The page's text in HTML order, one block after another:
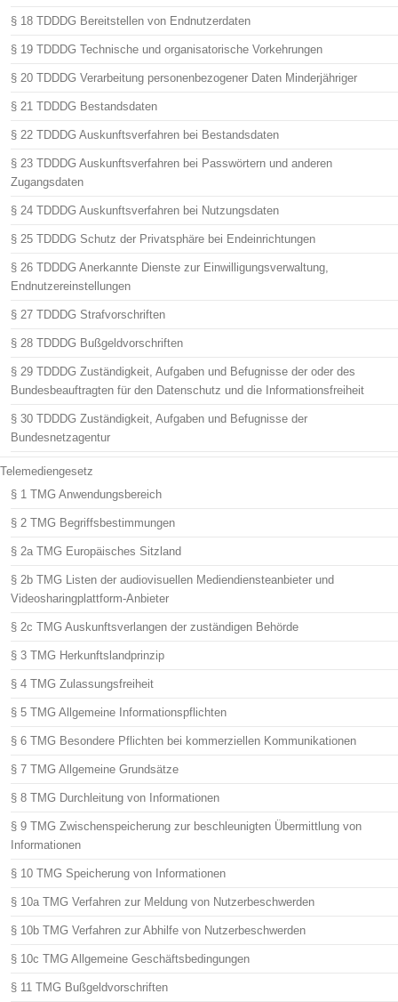
§ 18 TDDDG Bereitstellen von Endnutzerdaten
§ 19 TDDDG Technische und organisatorische Vorkehrungen
§ 20 TDDDG Verarbeitung personenbezogener Daten Minderjähriger
§ 21 TDDDG Bestandsdaten
§ 22 TDDDG Auskunftsverfahren bei Bestandsdaten
§ 23 TDDDG Auskunftsverfahren bei Passwörtern und anderen
Zugangsdaten
§ 24 TDDDG Auskunftsverfahren bei Nutzungsdaten
§ 25 TDDDG Schutz der Privatsphäre bei Endeinrichtungen
§ 26 TDDDG Anerkannte Dienste zur Einwilligungsverwaltung,
Endnutzereinstellungen
§ 27 TDDDG Strafvorschriften
§ 28 TDDDG Bußgeldvorschriften
§ 29 TDDDG Zuständigkeit, Aufgaben und Befugnisse der oder des
Bundesbeauftragten für den Datenschutz und die Informationsfreiheit
§ 30 TDDDG Zuständigkeit, Aufgaben und Befugnisse der
Bundesnetzagentur
Telemediengesetz
§ 1 TMG Anwendungsbereich
§ 2 TMG Begriffsbestimmungen
§ 2a TMG Europäisches Sitzland
§ 2b TMG Listen der audiovisuellen Mediendiensteanbieter und
Videosharingplattform-Anbieter
§ 2c TMG Auskunftsverlangen der zuständigen Behörde
§ 3 TMG Herkunftslandprinzip
§ 4 TMG Zulassungsfreiheit
§ 5 TMG Allgemeine Informationspflichten
§ 6 TMG Besondere Pflichten bei kommerziellen Kommunikationen
§ 7 TMG Allgemeine Grundsätze
§ 8 TMG Durchleitung von Informationen
§ 9 TMG Zwischenspeicherung zur beschleunigten Übermittlung von
Informationen
§ 10 TMG Speicherung von Informationen
§ 10a TMG Verfahren zur Meldung von Nutzerbeschwerden
§ 10b TMG Verfahren zur Abhilfe von Nutzerbeschwerden
§ 10c TMG Allgemeine Geschäftsbedingungen
§ 11 TMG Bußgeldvorschriften